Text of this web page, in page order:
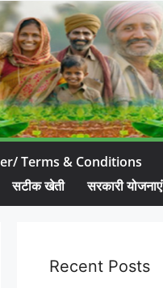
Terms & Conditions
सटीक खेती सरकारी योजनाएं
Recent Posts